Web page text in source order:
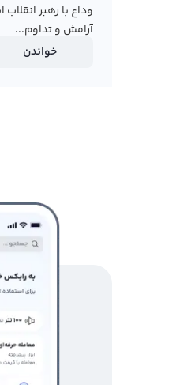
وداع با رهبر
آرامش و تداوم...
خواندن